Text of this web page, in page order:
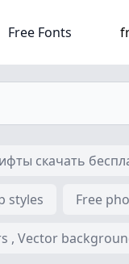
Free Fonts
скачать
styles Free
, Vector